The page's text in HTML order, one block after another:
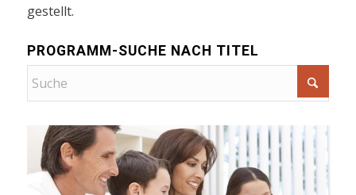
gestellt.
PROGRAMM-SUCHE NACH TITEL